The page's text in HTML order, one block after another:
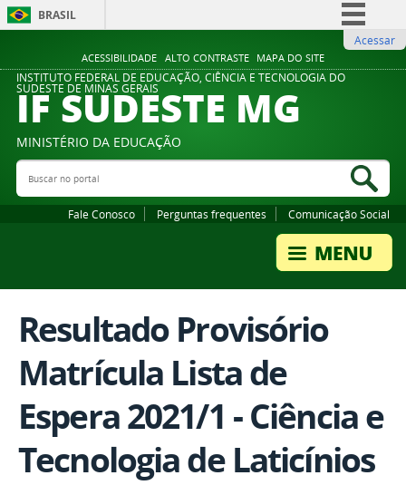
ACESSIBILIDADE ALTO CONTRASTE MAPA DO SITE
BRASIL
Comunica BR
Participe
Legislação
Acessar
INSTITUTO FEDERAL DE EDUCAÇÃO, CIÊNCIA E TECNOLOGIA DO
SUDESTE DE MINAS GERAIS
IF SUDESTE MG
MINISTÉRIO DA EDUCAÇÃO
Buscar no portal
Fale Conosco Perguntas frequentes Comunicação Social
Resultado Provisório
Matrícula Lista de
Espera 2021/1 - Ciência e
Tecnologia de Laticínios